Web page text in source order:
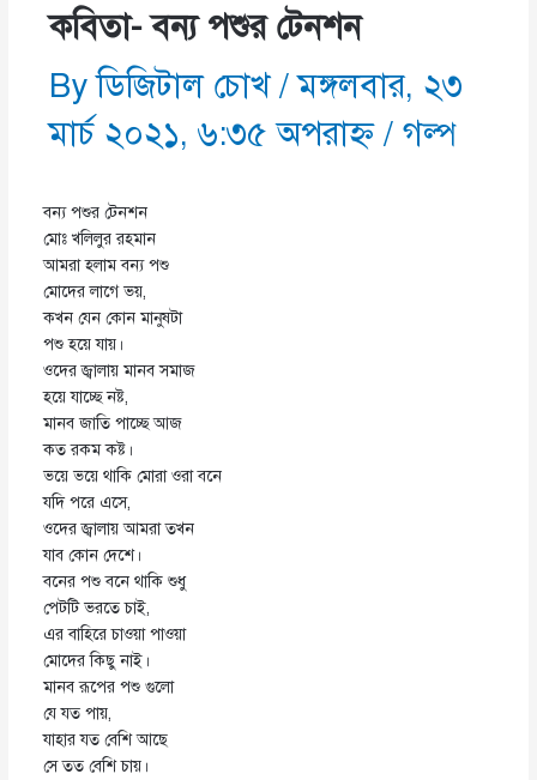
কবিতা- বন‍্য পশুর টেনশন
Byডিজিটাল চোখ/মঙ্গলবার, ২৩
মার্চ ২০২১, ৬:৩৫ অপরাহ্ণ/গল্প
বন্য পশুর টেনশন
মোঃ খলিলুর রহমান
আমরা হলাম বন্য পশু
মোদের লাগে ভয়,
কখন যেন কোন মানুষটা
পশু হয়ে যায়।
ওদের জ্বালায় মানব সমাজ
হয়ে যাচ্ছে নষ্ট,
মানব জাতি পাচ্ছে আজ
কত রকম কষ্ট।
ভয়ে ভয়ে থাকি মোরা ওরা বনে
যদি পরে এসে,
ওদের জ্বালায় আমরা তখন
যাব কোন দেশে।
বনের পশু বনে থাকি শুধু
পেটটি ভরতে চাই,
এর বাহিরে চাওয়া পাওয়া
মোদের কিছু নাই।
মানব রূপের পশু গুলো
যে যত পায়,
যাহার যত বেশি আছে
সে তত বেশি চায়।